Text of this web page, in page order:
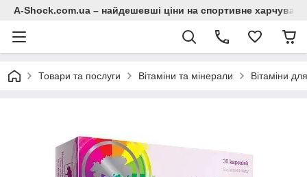
A-Shock.com.ua – найдешевші ціни на спортивне
Товари та послуги Вітаміни та мінерали Вітаміни